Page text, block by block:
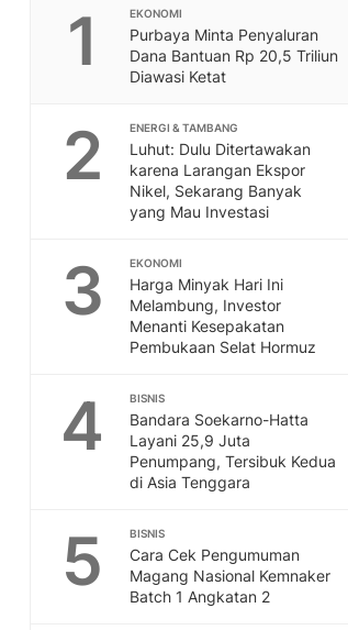
1 EKONOMI
Purbaya Minta Penyaluran
Dana Bantuan Rp 20,5 Triliun
Diawasi Ketat
2 ENERGI & TAMBANG
Luhut: Dulu Ditertawakan
karena Larangan Ekspor
Nikel, Sekarang Banyak
yang Mau Investasi
3 EKONOMI
Harga Minyak Hari Ini
Melambung, Investor
Menanti Kesepakatan
Pembukaan Selat Hormuz
4 BISNIS
Bandara Soekarno-Hatta
Layani 25,9 Juta
Penumpang, Tersibuk Kedua
di Asia Tenggara
5 BISNIS
Cara Cek Pengumuman
Magang Nasional Kemnaker
Batch 1 Angkatan 2